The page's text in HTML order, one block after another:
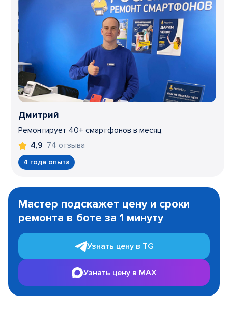
Дмитрий
Ремонтирует 40+ смартфонов в месяц
4,9 74 отзыва
4 года опыта
1
Мастер подскажет цену и сроки
ремонта в боте за 1 минуту
Узнать цену в TG
Узнать цену в MAX